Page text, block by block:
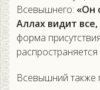
Всевышнего: «Он
Аллах видит
форма
Всевышний также